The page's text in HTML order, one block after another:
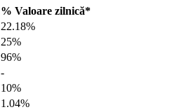
% Valoare zilnică*
22.18%
25%
96%
-
10%
1.04%